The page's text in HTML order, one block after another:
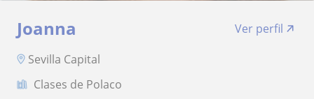
Joanna
Ver perfil
Sevilla Capital
Clases de Polaco